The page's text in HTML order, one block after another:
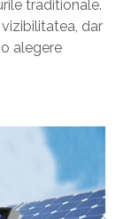
traditionale.
dar
alegere